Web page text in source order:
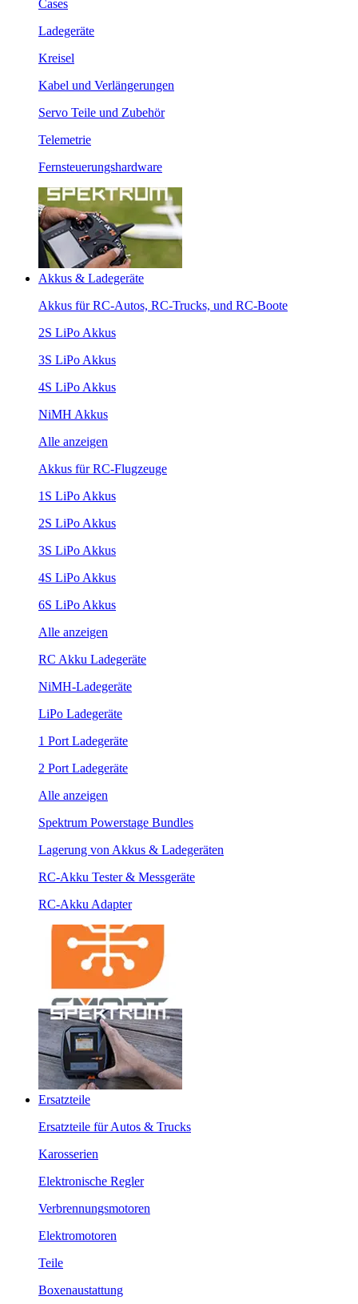
Cases
Ladegeräte
Kreisel
Kabel und Verlängerungen
Servo Teile und Zubehör
Telemetrie
Fernsteuerungshardware
Akkus & Ladegeräte
Akkus für RC-Autos, RC-Trucks, und RC-Boote
2S LiPo Akkus
3S LiPo Akkus
4S LiPo Akkus
NiMH Akkus
Alle anzeigen
Akkus für RC-Flugzeuge
1S LiPo Akkus
2S LiPo Akkus
3S LiPo Akkus
4S LiPo Akkus
6S LiPo Akkus
Alle anzeigen
RC Akku Ladegeräte
NiMH-Ladegeräte
LiPo Ladegeräte
1 Port Ladegeräte
2 Port Ladegeräte
Alle anzeigen
Spektrum Powerstage Bundles
Lagerung von Akkus & Ladegeräten
RC-Akku Tester & Messgeräte
RC-Akku Adapter
Ersatzteile
Ersatzteile für Autos & Trucks
Karosserien
Elektronische Regler
Verbrennungsmotoren
Elektromotoren
Teile
Boxenaustattung